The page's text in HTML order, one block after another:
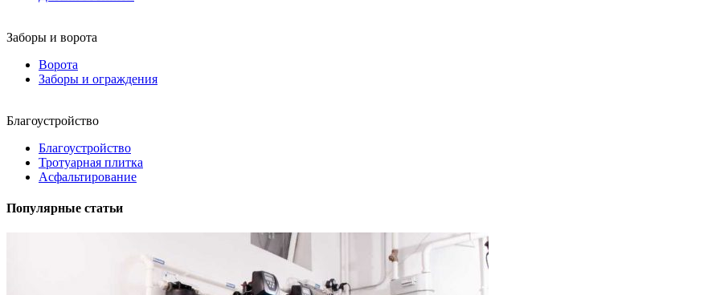
Заборы и ворота
Ворота
Заборы и ограждения
Благоустройство
Благоустройство
Тротуарная плитка
Асфальтирование
Популярные статьи